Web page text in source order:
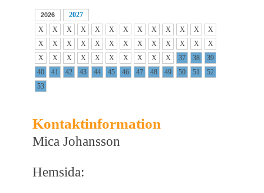
2026
2027
X
X X X X X X X X X X X
X
X
X X X X X X X X X X X
X
X
X X X X X X X X X 37 38
39
40
41 42 43 44 45 46 47 48 49 50 51
52
53
Kontaktinformation
Mica Johansson
Hemsida: